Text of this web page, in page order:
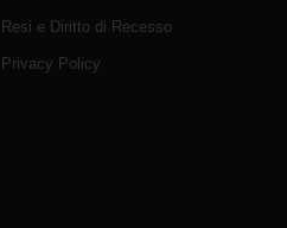
Resi e Diritto di Recesso
Privacy Policy